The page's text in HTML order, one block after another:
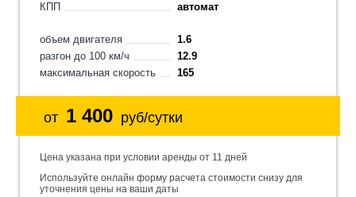
КПП
автомат
объем двигателя
1.6
разгон до 100 км/ч
12.9
максимальная скорость
165
от 1 400 руб/сутки
Цена указана при условии аренды от 11 дней
Используйте онлайн форму расчета стоимости снизу для
уточнения цены на ваши даты